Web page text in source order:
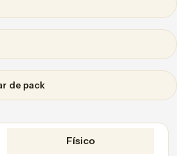
de pack
Físico